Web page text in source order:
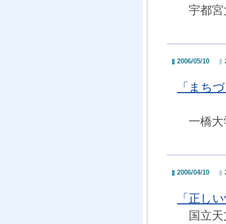
宇都宮
2006/05/10
「まち
一橋大
2006/04/10
「正し
国立天